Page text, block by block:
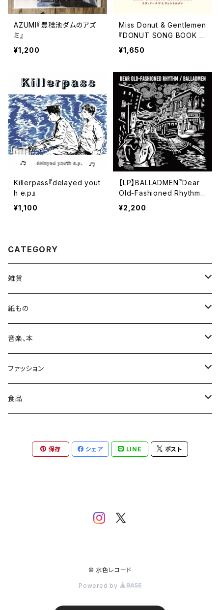
AZUMI『豊稔池ダムのアズ
ミ』
¥1,200
Miss Donut & Gentlemen
『DONUT SONG BOOK 』
(7" +booklet)
¥1,650
Killerpass『delayed yout
h e.p』
¥1,100
【LP】BALLADMEN『Dear
Old-Fashioned Rhythm
(LP)』
¥2,200
CATEGORY
雑貨
カバン
日用品
収納
装飾
紙もの
Print & Poster
ポストカード
カレンダー
音楽、本
CD
レコード
本
レコード
ファッション
靴下
ワンピース
食品
コーヒー
保存 シェア LINE ポスト
© 水色レコード
Powered by